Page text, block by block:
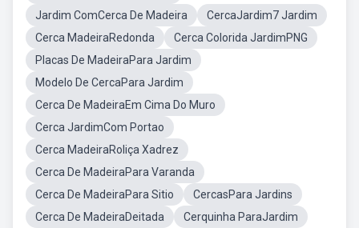
Jardim ComCerca De Madeira
CercaJardim7 Jardim
Cerca MadeiraRedonda
Cerca Colorida JardimPNG
Placas De MadeiraPara Jardim
Modelo De CercaPara Jardim
Cerca De MadeiraEm Cima Do Muro
Cerca JardimCom Portao
Cerca MadeiraRoliça Xadrez
Cerca De MadeiraPara Varanda
Cerca De MadeiraPara Sitio
CercasPara Jardins
Cerca De MadeiraDeitada
Cerquinha ParaJardim